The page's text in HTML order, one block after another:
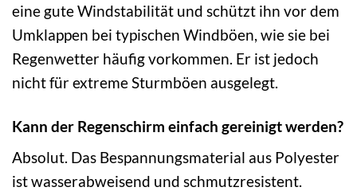
eine gute Windstabilität und schützt ihn vor dem
Umklappen bei typischen Windböen, wie sie bei
Regenwetter häufig vorkommen. Er ist jedoch
nicht für extreme Sturmböen ausgelegt.
Kann der Regenschirm einfach gereinigt werden?
Absolut. Das Bespannungsmaterial aus Polyester
ist wasserabweisend und schmutzresistent.